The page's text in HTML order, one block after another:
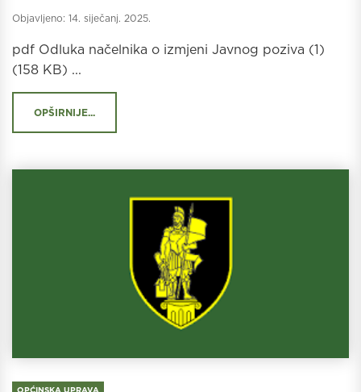
Objavljeno: 14. siječanj. 2025.
pdf Odluka načelnika o izmjeni Javnog poziva (1)
(158 KB) ...
OPŠIRNIJE...
OPĆINSKA UPRAVA